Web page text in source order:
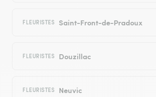
FLEURISTES Saint-Front-de-Pradoux
FLEURISTES Douzillac
FLEURISTES Neuvic